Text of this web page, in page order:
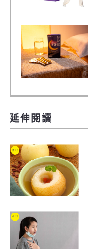
延伸閱讀